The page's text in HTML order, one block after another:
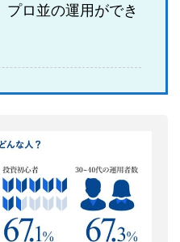
プロ並の運用ができ